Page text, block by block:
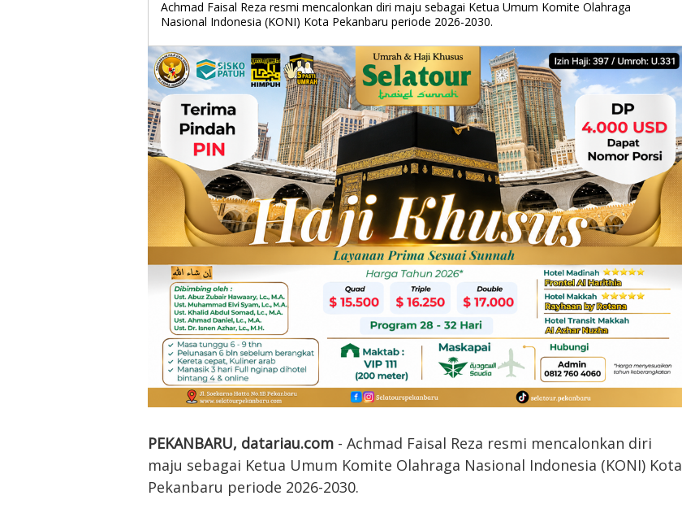
Achmad Faisal Reza resmi mencalonkan diri maju sebagai Ketua Umum Komite Olahraga
Nasional Indonesia (KONI) Kota Pekanbaru periode 2026-2030.
PEKANBARU, datariau.com - Achmad Faisal Reza resmi mencalonkan diri
maju sebagai Ketua Umum Komite Olahraga Nasional Indonesia (KONI) Kota
Pekanbaru periode 2026-2030.